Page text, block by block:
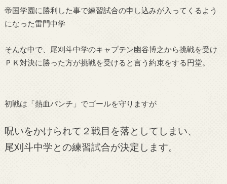
帝国学園に勝利した事で練習試合の申し込みが入ってくるよう
になった雷門中学
そんな中で、尾刈斗中学のキャプテン幽谷博之から挑戦を受け
ＰＫ対決に勝った方が挑戦を受けると言う約束をする円堂。
初戦は「熱血パンチ」でゴールを守りますが
呪いをかけられて２戦目を落としてしまい、
尾刈斗中学との練習試合が決定します。